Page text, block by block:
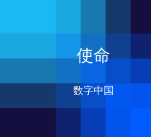
使命
数字中国